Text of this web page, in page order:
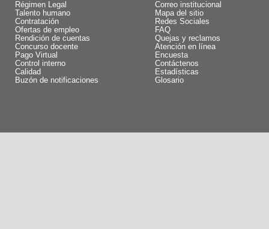
Régimen Legal
Talento humano
Contratación
Ofertas de empleo
Rendición de cuentas
Concurso docente
Pago Virtual
Control interno
Calidad
Buzón de notificaciones
Correo institucional
Mapa del sitio
Redes Sociales
FAQ
Quejas y reclamos
Atención en línea
Encuesta
Contáctenos
Estadísticas
Glosario